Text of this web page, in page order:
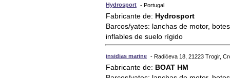
Hydrosport - Portugal
Fabricante de: Hydrosport
Barcos/yates: lanchas de motor,
inflables de suelo rígido
insidias marine - Radićeva 18, 21223 Trogir,
Fabricante de: BOAT HM